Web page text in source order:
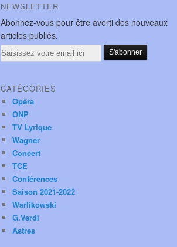
NEWSLETTER
Abonnez-vous pour être averti des nouveaux
articles publiés.
Email
CATÉGORIES
Opéra
ONP
TV Lyrique
Wagner
Concert
TCE
Conférences
Saison 2021-2022
Warlikowski
G.Verdi
Astres